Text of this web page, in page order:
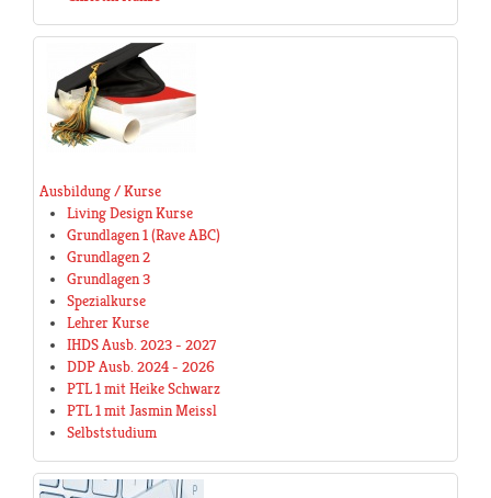
Ausbildung / Kurse
Living Design Kurse
Grundlagen 1 (Rave ABC)
Grundlagen 2
Grundlagen 3
Spezialkurse
Lehrer Kurse
IHDS Ausb. 2023 - 2027
DDP Ausb. 2024 - 2026
PTL 1 mit Heike Schwarz
PTL 1 mit Jasmin Meissl
Selbststudium